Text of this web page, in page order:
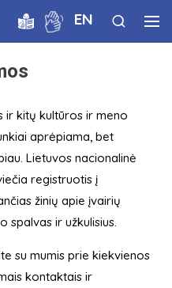
EN
ir kitų kultūros ir meno
aprėpiama, bet
Lietuvos nacionalinė
registruotis į
žinių apie įvairių
spalvas ir užkulisius.
su mumis prie kiekvienos
kontaktais ir